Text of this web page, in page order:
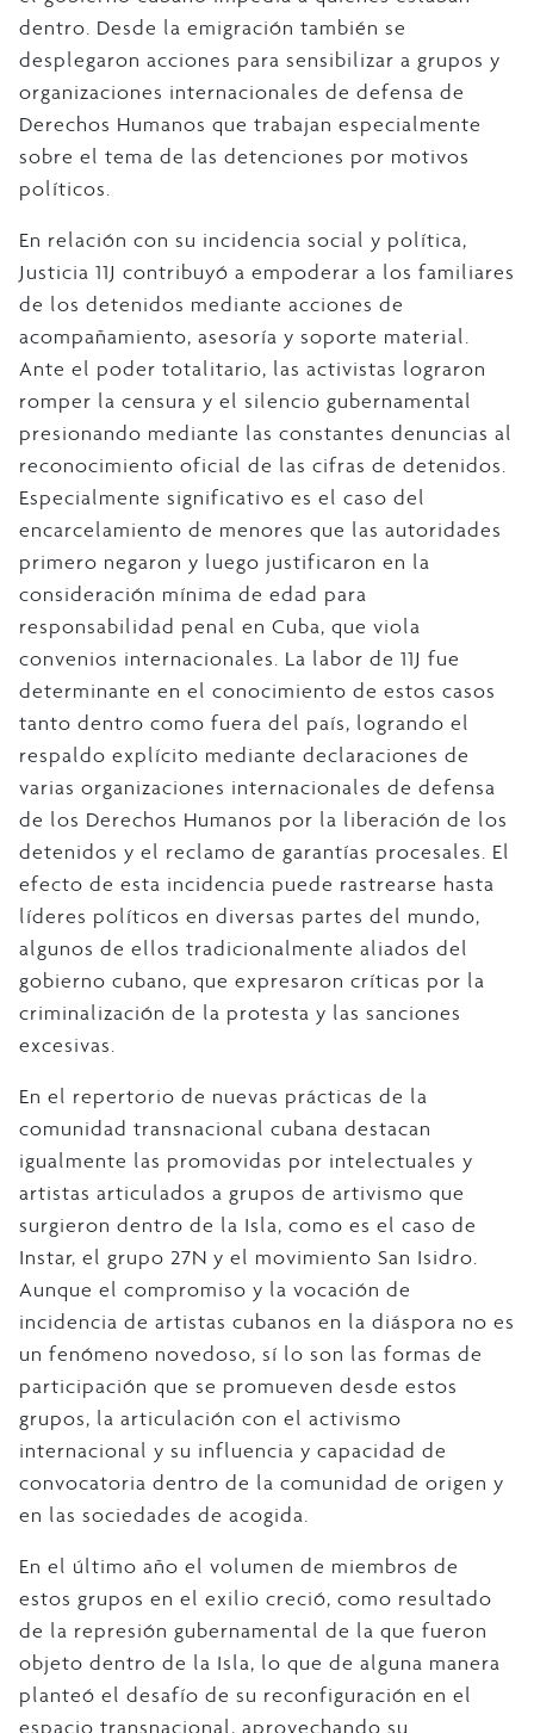
dentro. Desde la emigración también se
desplegaron acciones para sensibilizar a grupos y
organizaciones internacionales de defensa de
Derechos Humanos que trabajan especialmente
sobre el tema de las detenciones por motivos
políticos.
En relación con su incidencia social y política,
Justicia 11J contribuyó a empoderar a los familiares
de los detenidos mediante acciones de
acompañamiento, asesoría y soporte material.
Ante el poder totalitario, las activistas lograron
romper la censura y el silencio gubernamental
presionando mediante las constantes denuncias al
reconocimiento oficial de las cifras de detenidos.
Especialmente significativo es el caso del
encarcelamiento de menores que las autoridades
primero negaron y luego justificaron en la
consideración mínima de edad para
responsabilidad penal en Cuba, que viola
convenios internacionales. La labor de 11J fue
determinante en el conocimiento de estos casos
tanto dentro como fuera del país, logrando el
respaldo explícito mediante declaraciones de
varias organizaciones internacionales de defensa
de los Derechos Humanos por la liberación de los
detenidos y el reclamo de garantías procesales. El
efecto de esta incidencia puede rastrearse hasta
líderes políticos en diversas partes del mundo,
algunos de ellos tradicionalmente aliados del
gobierno cubano, que expresaron críticas por la
criminalización de la protesta y las sanciones
excesivas.
En el repertorio de nuevas prácticas de la
comunidad transnacional cubana destacan
igualmente las promovidas por intelectuales y
artistas articulados a grupos de artivismo que
surgieron dentro de la Isla, como es el caso de
Instar, el grupo 27N y el movimiento San Isidro.
Aunque el compromiso y la vocación de
incidencia de artistas cubanos en la diáspora no es
un fenómeno novedoso, sí lo son las formas de
participación que se promueven desde estos
grupos, la articulación con el activismo
internacional y su influencia y capacidad de
convocatoria dentro de la comunidad de origen y
en las sociedades de acogida.
En el último año el volumen de miembros de
estos grupos en el exilio creció, como resultado
de la represión gubernamental de la que fueron
objeto dentro de la Isla, lo que de alguna manera
planteó el desafío de su reconfiguración en el
espacio transnacional, aprovechando su